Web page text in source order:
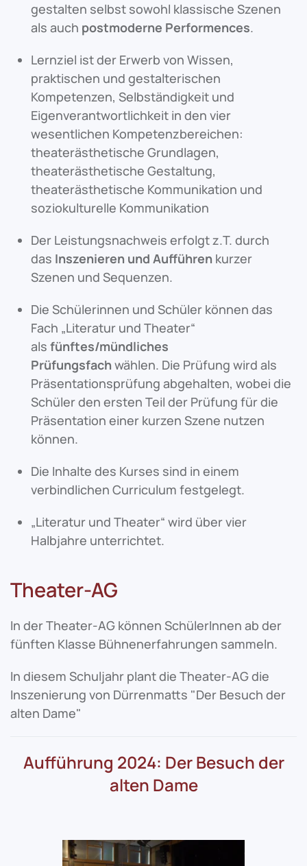
gestalten selbst sowohl klassische Szenen
als auch postmoderne Performences.
Lernziel ist der Erwerb von Wissen,
praktischen und gestalterischen
Kompetenzen, Selbständigkeit und
Eigenverantwortlichkeit in den vier
wesentlichen Kompetenzbereichen:
theaterästhetische Grundlagen,
theaterästhetische Gestaltung,
theaterästhetische Kommunikation und
soziokulturelle Kommunikation
Der Leistungsnachweis erfolgt z.T. durch
das Inszenieren und Aufführen kurzer
Szenen und Sequenzen.
Die Schülerinnen und Schüler können das
Fach „Literatur und Theater“
als fünftes/mündliches
Prüfungsfachwählen. Die Prüfung wird als
Präsentationsprüfung abgehalten, wobei die
Schüler den ersten Teil der Prüfung für die
Präsentation einer kurzen Szene nutzen
können.
Die Inhalte des Kurses sind in einem
verbindlichen Curriculum festgelegt.
„Literatur und Theater“ wird über vier
Halbjahre unterrichtet.
Theater-AG
In der Theater-AG können SchülerInnen ab der
fünften Klasse Bühnenerfahrungen sammeln.
In diesem Schuljahr plant die Theater-AG die
Inszenierung von Dürrenmatts "Der Besuch der
alten Dame"
Aufführung 2024: Der Besuch der
alten Dame